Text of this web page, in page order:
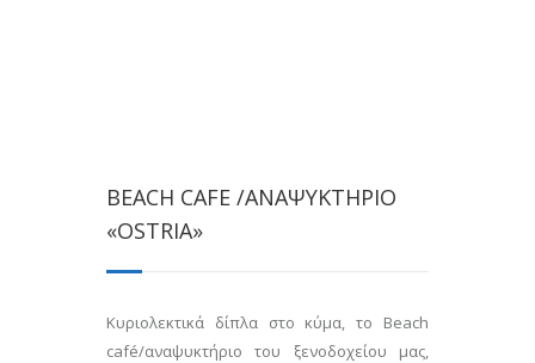
BEACH CAFE /ΑΝΑΨΥΚΤΗΡΙΟ
«OSTRIA»
Κυριολεκτικά δίπλα στο κύμα, το Beach
café/αναψυκτήριο του ξενοδοχείου μας,